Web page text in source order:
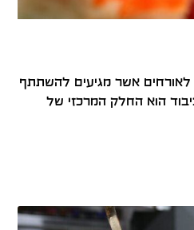
לאורחים אשר מגיעים להשתתף
הוא החלק המרכזי של